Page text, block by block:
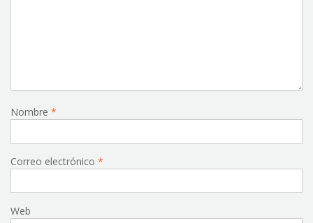
Nombre *
Correo electrónico *
Web